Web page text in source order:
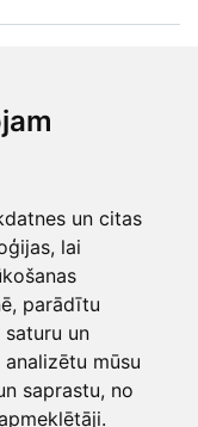
un citas
lai
parādītu
un
mūsu
saprastu, no
100